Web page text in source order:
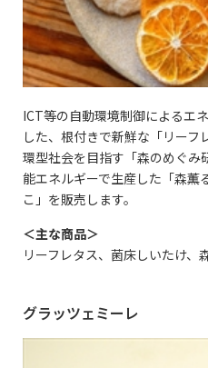
ICT等の自動環境制御によるエ
した、根付きで新鮮な「リー
環型社会を目指す「森のめぐみ
能エネルギーで生産した「森薫
こ」を販売します。
＜主な商品＞
リーフレタス、菌床しいたけ、
グラッツェミーレ